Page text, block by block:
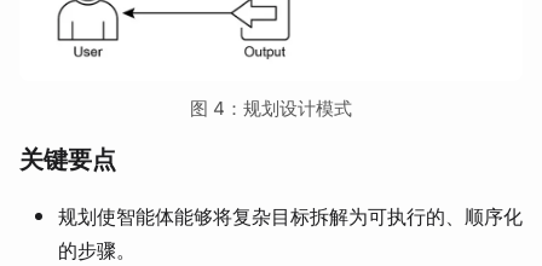
图 4：规划设计模式
关键要点
规划使智能体能够将复杂目标拆解为可执行的、顺序化
的步骤。